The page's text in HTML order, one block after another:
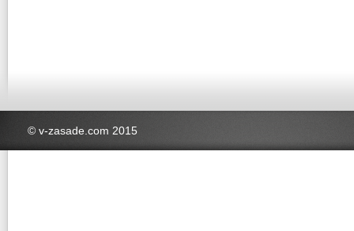
© v-zasade.com 2015